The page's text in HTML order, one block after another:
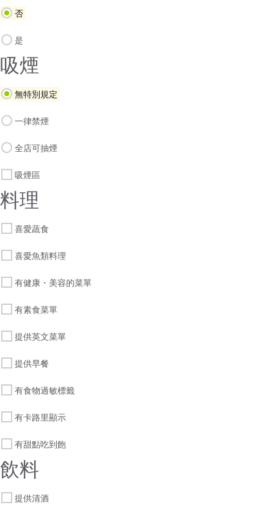
否
是
吸煙
無特別規定
一律禁煙
全店可抽煙
吸煙區
料理
喜愛蔬食
喜愛魚類料理
有健康・美容的菜單
有素食菜單
提供英文菜單
提供早餐
有食物過敏標籤
有卡路里顯示
有甜點吃到飽
飲料
提供清酒